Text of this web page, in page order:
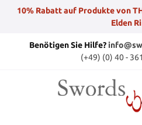
10% Rabatt auf Produkte von
Elden
Benötigen Sie Hilfe?
(+49) (0) 40 -